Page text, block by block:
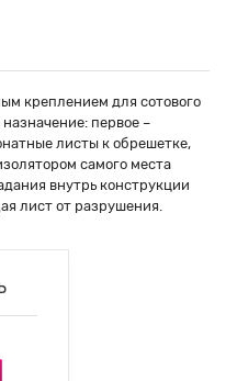
креплением для сотового
первое –
листы к обрешетке,
самого места
внутрь конструкции
лист от разрушения.